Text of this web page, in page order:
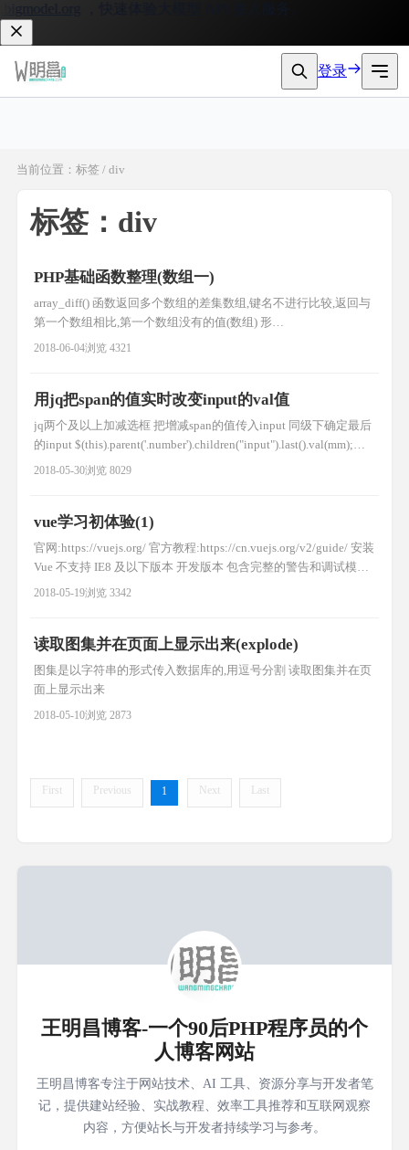
登录
当前位置：标签 / div
标签：div
PHP基础函数整理(数组一)
array_diff() 函数返回多个数组的差集数组,键名不进行比较,返回与
第一个数组相比,第一个数组没有的值(数组) 形
式:array_diff(array1,array2,array3...); 例子:
2018-06-04浏览 4321
用jq把span的值实时改变input的val值
jq两个及以上加减选框 把增减span的值传入input 同级下确定最后
的input $(this).parent('.number').children("input").last().val(mm);
//html 儿童价 1 ￥50 成人价 1 ￥100 //jq $(".ticket_species_3
2018-05-30浏览 8029
vue学习初体验(1)
官网:https://vuejs.org/ 官方教程:https://cn.vuejs.org/v2/guide/ 安装
Vue 不支持 IE8 及以下版本 开发版本 包含完整的警告和调试模式
生产版本 删除了警告，30.90KB min+gzip 第一个vue程序 11
2018-05-19浏览 3342
读取图集并在页面上显示出来(explode)
图集是以字符串的形式传入数据库的,用逗号分割 读取图集并在页
面上显示出来
2018-05-10浏览 2873
First Previous 1 Next Last
王明昌博客-一个90后PHP程序员的个
人博客网站
王明昌博客专注于网站技术、AI 工具、资源分享与开发者笔
记，提供建站经验、实战教程、效率工具推荐和互联网观察
内容，方便站长与开发者持续学习与参考。